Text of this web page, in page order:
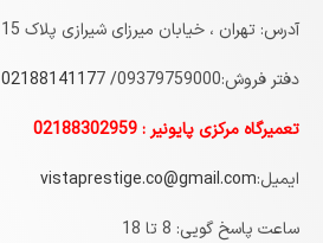
آدرس: تهران ، خیابان میرزای شیرازی پلاک 115 واحد 1
دفتر فروش:09379759000/
02188141177
تعمیرگاه مرکزی پایونیر : 02188302959
ایمیل:vistaprestige.co@gmail.com
ساعت پاسخ گویی: 8 تا 18